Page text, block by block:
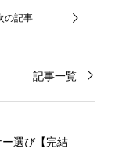
記事一覧
ー選び【完結